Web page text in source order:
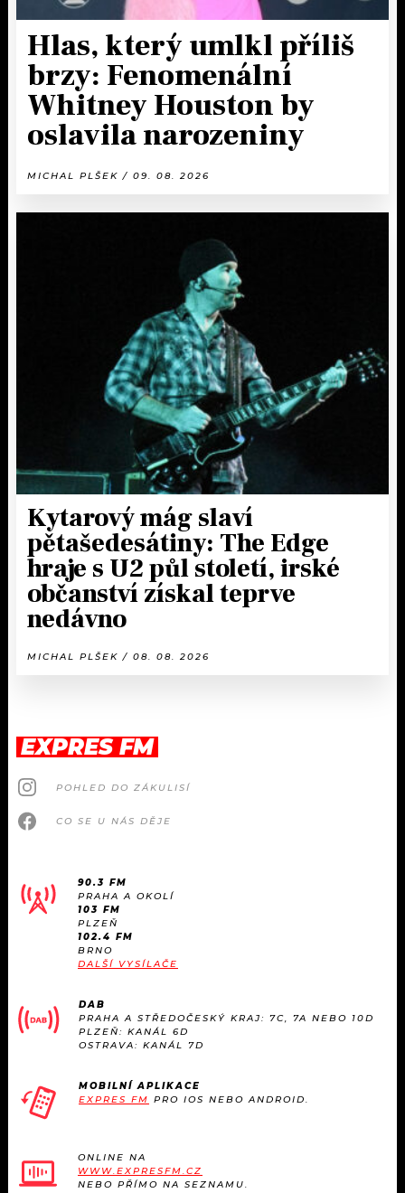
Hlas, který umlkl příliš
brzy: Fenomenální
Whitney Houston by
oslavila narozeniny
MICHAL PLŠEK / 09. 08. 2026
Kytarový mág slaví
pětašedesátiny: The Edge
hraje s U2 půl století, irské
občanství získal teprve
nedávno
MICHAL PLŠEK / 08. 08. 2026
EXPRES FM
POHLED DO ZÁKULISÍ
CO SE U NÁS DĚJE
90.3 FM
PRAHA A OKOLÍ
103 FM
PLZEŇ
102.4 FM
BRNO
DALŠÍ VYSÍLAČE
DAB
PRAHA A STŘEDOČESKÝ KRAJ: 7C, 7A NEBO 10D
PLZEŇ: KANÁL 6D
OSTRAVA: KANÁL 7D
MOBILNÍ APLIKACE
EXPRES FM PRO IOS NEBO ANDROID.
ONLINE NA
WWW.EXPRESFM.CZ
NEBO PŘÍMO NA SEZNAMU.